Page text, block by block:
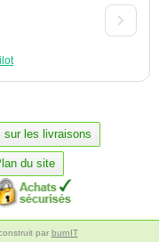
sur les livraisons
du site
par burnIT